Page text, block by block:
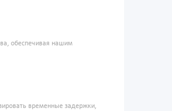
обеспечивая нашим
временные задержки,